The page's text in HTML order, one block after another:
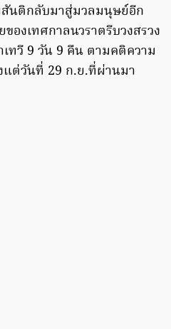
นติกลับมาสู่มวลมนุษย์อีก
องเทศกาลนวราตรีบวงสรวง
ทวี 9 วัน 9 คืน ตามคติความ
แต่วันที่ 29 ก.ย.ที่ผ่านมา